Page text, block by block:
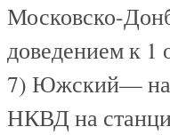
Московско-
доведением к 1
7) Южский— на
НКВД на